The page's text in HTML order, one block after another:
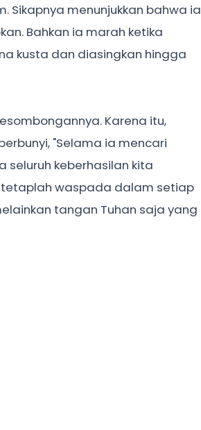
Sikapnya menunjukkan bahwa ia
Bahkan ia marah ketika
kusta dan diasingkan hingga
Karena itu,
"Selama ia mencari
seluruh keberhasilan kita
waspada dalam setiap
tangan Tuhan saja yang